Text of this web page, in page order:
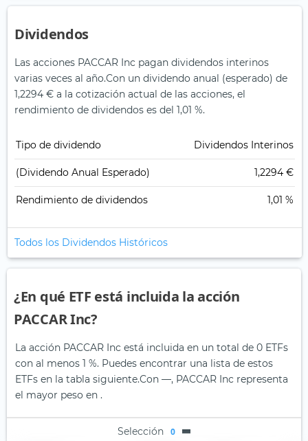
Dividendos
Las acciones PACCAR Inc pagan dividendos interinos
varias veces al año.Con un dividendo anual (esperado) de
1,2294 € a la cotización actual de las acciones, el
rendimiento de dividendos es del 1,01 %.
Tipo de dividendo Dividendos Interinos
(Dividendo Anual Esperado) 1,2294 €
Rendimiento de dividendos 1,01 %
Todos los Dividendos Históricos
¿En qué ETF está incluida la acción
PACCAR Inc?
La acción PACCAR Inc está incluida en un total de 0 ETFs
con al menos 1 %. Puedes encontrar una lista de estos
ETFs en la tabla siguiente.Con —, PACCAR Inc representa
el mayor peso en .
Selección 0